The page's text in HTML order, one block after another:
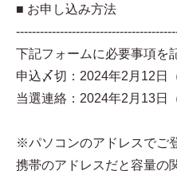
■ お申し込み方法
下記フォームに必要事項を
申込〆切：2024年2月12
当選連絡：2024年2月13日
※パソコンのアドレスでご
携帯のアドレスだと容量の